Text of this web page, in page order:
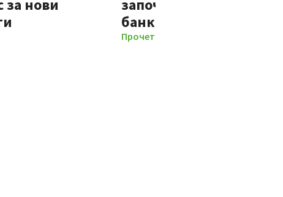
за нови
започват отношенията
банката изцяло
Прочети повече